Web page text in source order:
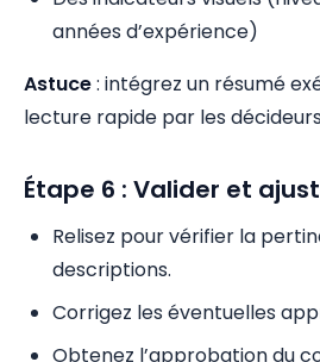
années d’expérience)
Astuce: intégrez un résumé
lecture rapide par les
Étape 6 : Valider et
Relisez pour vérifier la
descriptions.
Corrigez les éventuelles
Obtenez l’approbation du